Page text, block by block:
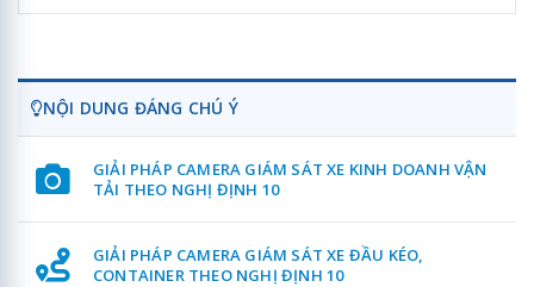
NỘI DUNG ĐÁNG CHÚ Ý
GIẢI PHÁP CAMERA GIÁM SÁT XE KINH DOANH VẬN
TẢI THEO NGHỊ ĐỊNH 10
GIẢI PHÁP CAMERA GIÁM SÁT XE ĐẦU KÉO,
CONTAINER THEO NGHỊ ĐỊNH 10